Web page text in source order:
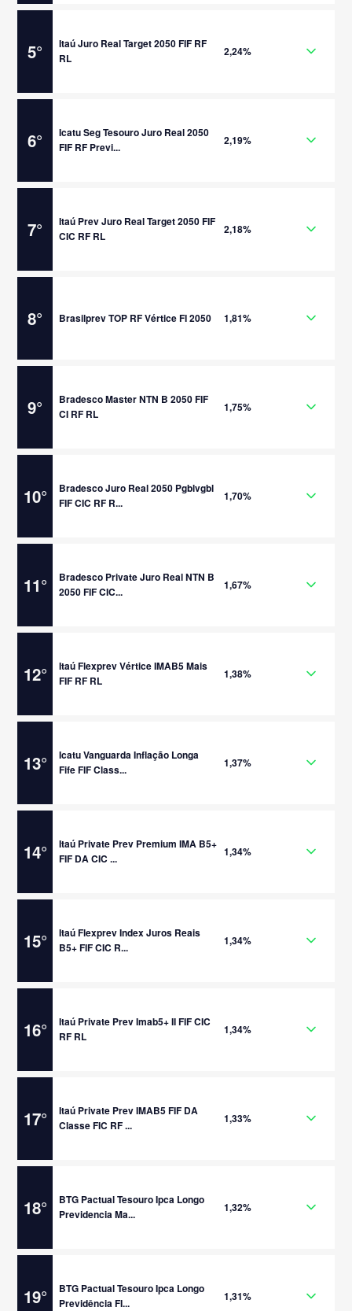
5°
Itaú Juro Real Target 2050 FIF RF
RL
2,24%
6°
Icatu Seg Tesouro Juro Real 2050
FIF RF Previ...
2,19%
7°
Itaú Prev Juro Real Target 2050 FIF
CIC RF RL
2,18%
8° Brasilprev TOP RF Vértice FI 2050 1,81%
9°
Bradesco Master NTN B 2050 FIF
CI RF RL
1,75%
10°
Bradesco Juro Real 2050 Pgblvgbl
FIF CIC RF R...
1,70%
11°
Bradesco Private Juro Real NTN B
2050 FIF CIC...
1,67%
12°
Itaú Flexprev Vértice IMAB5 Mais
FIF RF RL
1,38%
13°
Icatu Vanguarda Inflação Longa
Fife FIF Class...
1,37%
14°
Itaú Private Prev Premium IMA B5+
FIF DA CIC ...
1,34%
15°
Itaú Flexprev Index Juros Reais
B5+ FIF CIC R...
1,34%
16°
Itaú Private Prev Imab5+ II FIF CIC
RF RL
1,34%
17°
Itaú Private Prev IMAB5 FIF DA
Classe FIC RF ...
1,33%
18°
BTG Pactual Tesouro Ipca Longo
Previdencia Ma...
1,32%
19°
BTG Pactual Tesouro Ipca Longo
Previdência FI...
1,31%